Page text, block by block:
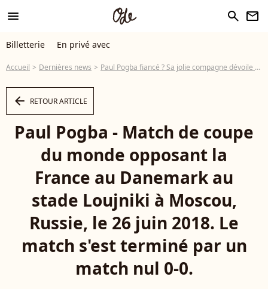
menu search newsletter
Billetterie En privé avec
Accueil Dernières news Paul Pogba fiancé ? Sa jolie compagne dévoile une sublime bague
arrow_left RETOUR ARTICLE
Paul Pogba - Match de coupe
du monde opposant la
France au Danemark au
stade Loujniki à Moscou,
Russie, le 26 juin 2018. Le
match s'est terminé par un
match nul 0-0.